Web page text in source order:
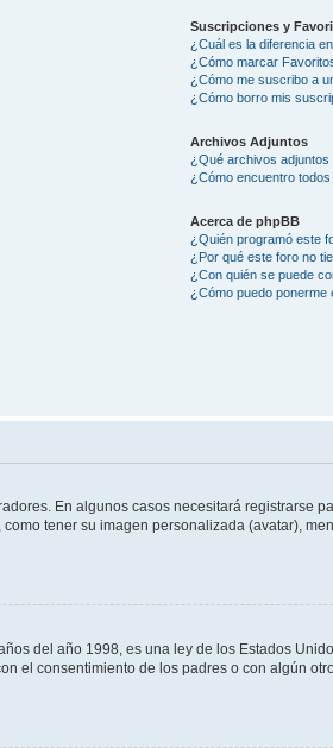
Suscripciones y
¿Cuál es la diferencia
¿Cómo marcar
¿Cómo me suscribo a
¿Cómo borro mis
Archivos Adjuntos
¿Qué archivos
¿Cómo encuentro
Acerca de phpBB
¿Quién programó este
¿Por qué este foro no
¿Con quién se puede
¿Cómo puedo ponerme
En algunos casos necesitará registrarse
tener su imagen personalizada (avatar),
del año 1998, es una ley de los Estados
el consentimiento de los padres o con algún